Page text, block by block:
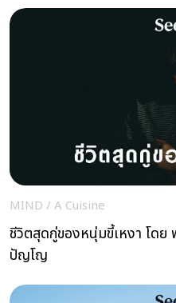
MIND / A Cuisine
ชีวิตสุดกู่ของหนุ่มขี้เหงา โดย
ปัญโญ